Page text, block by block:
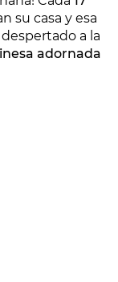
su casa y esa
a la
adornada